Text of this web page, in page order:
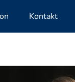
Kontakt